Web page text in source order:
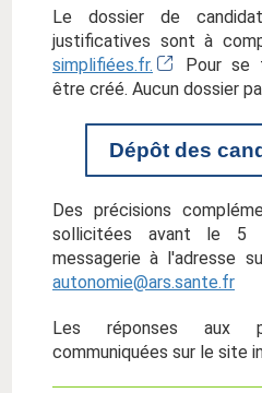
Le dossier de
justificatives sont à
simplifiées.fr.
Pour se
être créé. Aucun dossier
Dépôt des
Des précisions
sollicitées avant le 5
messagerie à l'adresse
autonomie@ars.sante.fr
Les réponses aux
communiquées sur le site